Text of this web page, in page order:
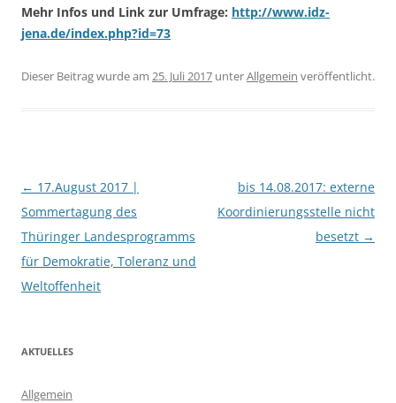
Mehr Infos und Link zur Umfrage: http://www.idz-
jena.de/index.php?id=73
Dieser Beitrag wurde am 25. Juli 2017 unterAllgemein veröffentlicht.
Beitragsnavigation
← 17.August 2017 |
Sommertagung des
Thüringer Landesprogramms
für Demokratie, Toleranz und
Weltoffenheit
bis 14.08.2017: externe
Koordinierungsstelle nicht
besetzt →
AKTUELLES
Allgemein